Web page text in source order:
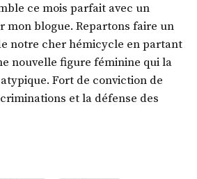
ce mois parfait avec un
mon blogue. Repartons faire un
notre cher hémicycle en partant
nouvelle figure féminine qui la
Fort de conviction de
et la défense des